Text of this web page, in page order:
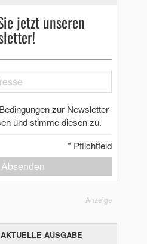
jetzt unseren
zur Newsletter-
und stimme diesen zu.
* Pflichtfeld
Absenden
Anzeige
AUSGABE